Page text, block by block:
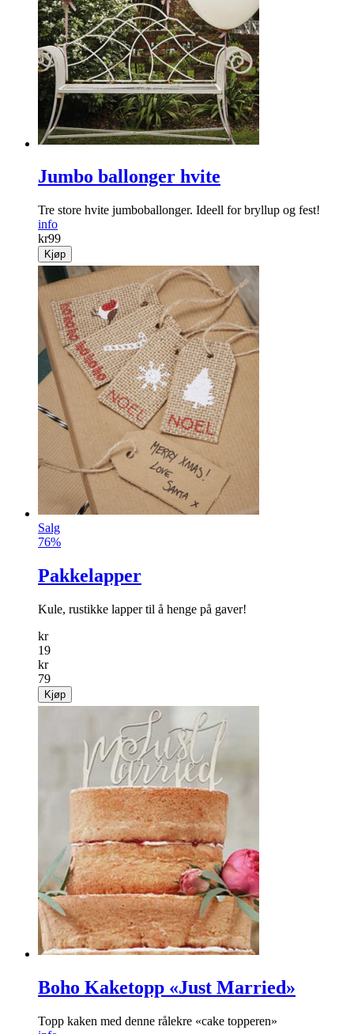
Jumbo ballonger hvite
Tre store hvite jumboballonger. Ideell for bryllup og fest!
info
kr99
Kjøp
Salg
76%
Pakkelapper
Kule, rustikke lapper til å henge på gaver!
kr
19
kr
79
Kjøp
Boho Kaketopp «Just Married»
Topp kaken med denne rålekre «cake topperen»